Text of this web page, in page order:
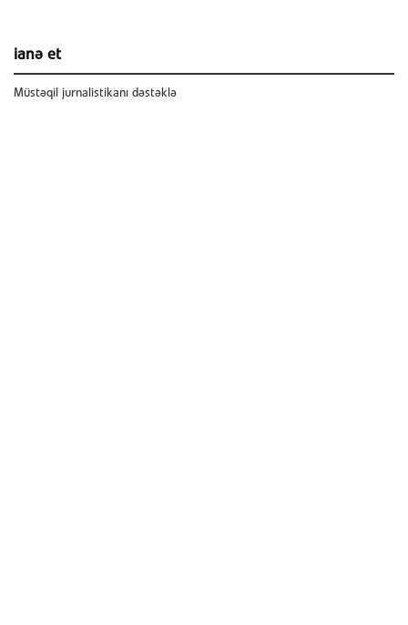
ianə et
Müstəqil jurnalistikanı dəstəklə